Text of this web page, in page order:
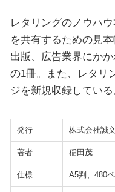
レタリングのノウハ
を共有するための見
出版、広告業界にか
の1冊。また、レタリ
ジを新規収録している
発行 株式会社誠
著者 稲田茂
仕様 A5判、480